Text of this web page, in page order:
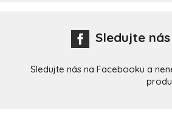
Sledujte
Sledujte nás na Facebooku a